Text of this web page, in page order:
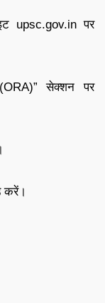
upsc.gov.in पर
सेक्शन पर
करें।